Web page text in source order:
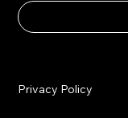
Privacy Policy